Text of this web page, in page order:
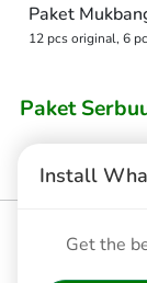
Paket
12 pcs original, 6
Paket
Tagar shake 3 pcs,
SERBU 1
Tagar Ori 3 pcs,
Install
Get the